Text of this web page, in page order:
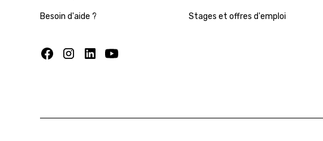
Besoin d'aide ? Stages et offres d'emploi